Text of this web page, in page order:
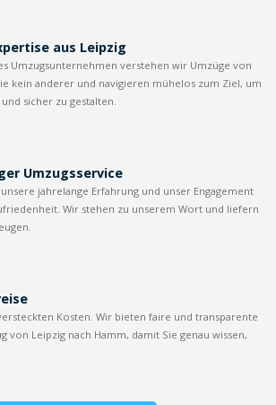
aus Leipzig
Umzugsunternehmen verstehen wir Umzüge von
kein anderer und navigieren mühelos zum Ziel, um
sicher zu gestalten.
Umzugsservice
jahrelange Erfahrung und unser Engagement
Wir stehen zu unserem Wort und liefern
Kosten. Wir bieten faire und transparente
von Leipzig nach Hamm, damit Sie genau wissen,